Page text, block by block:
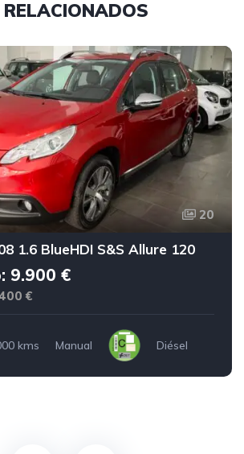
20
1.6 BlueHDI S&S Allure 120
9.900 €
€
kms Manual Diésel